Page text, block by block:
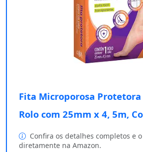
Fita Microporosa Protetora
Rolo com 25mm x 4, 5m,
Confira os detalhes completos e
diretamente na Amazon.